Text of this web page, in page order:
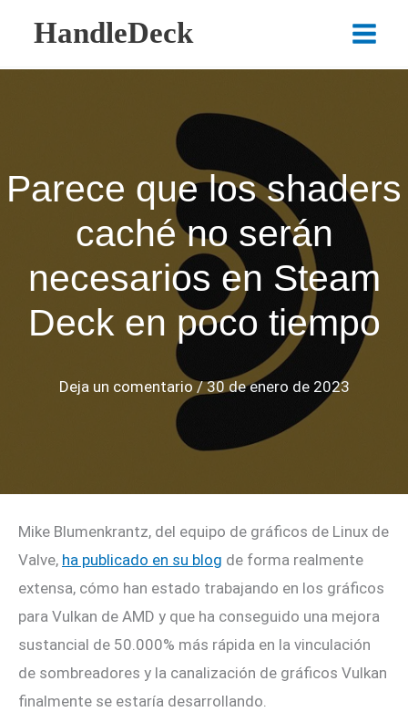
contenido
HandleDeck
Main
Parece que los shaders
caché no serán
necesarios en Steam
Deck en poco tiempo
Deja un comentario /30 de enero de 2023
Mike Blumenkrantz, del equipo de gráficos de Linux de
Valve, ha publicado en su blog de forma realmente
extensa, cómo han estado trabajando en los gráficos
para Vulkan de AMD y que ha conseguido una mejora
sustancial de 50.000% más rápida en la vinculación
de sombreadores y la canalización de gráficos Vulkan
finalmente se estaría desarrollando.